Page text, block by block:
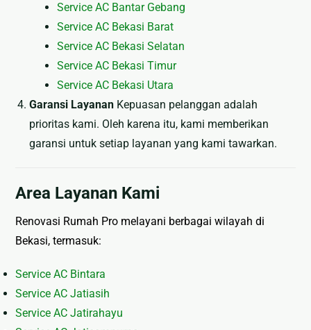
Service AC Bantar Gebang
Service AC Bekasi Barat
Service AC Bekasi Selatan
Service AC Bekasi Timur
Service AC Bekasi Utara
Garansi Layanan Kepuasan pelanggan adalah
prioritas kami. Oleh karena itu, kami memberikan
garansi untuk setiap layanan yang kami tawarkan.
Area Layanan Kami
Renovasi Rumah Pro melayani berbagai wilayah di
Bekasi, termasuk:
Service AC Bintara
Service AC Jatiasih
Service AC Jatirahayu